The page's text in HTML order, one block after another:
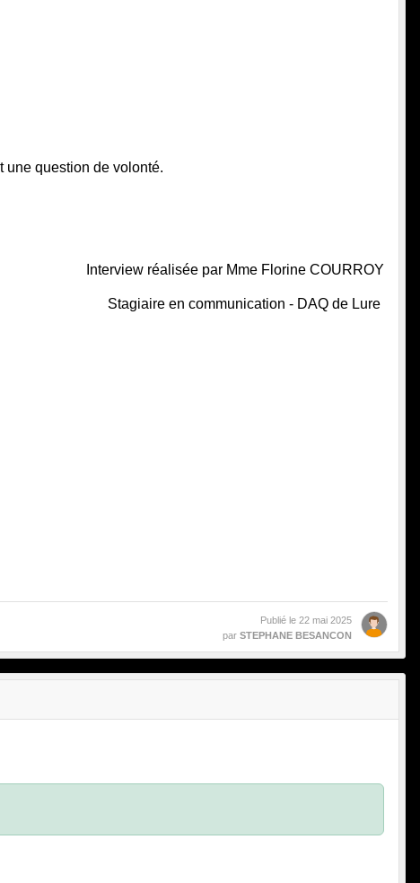
une question de volonté.
Interview réalisée par Mme Florine COURROY
Stagiaire en communication - DAQ de Lure
Publié le 22 mai 2025
par STEPHANE BESANCON